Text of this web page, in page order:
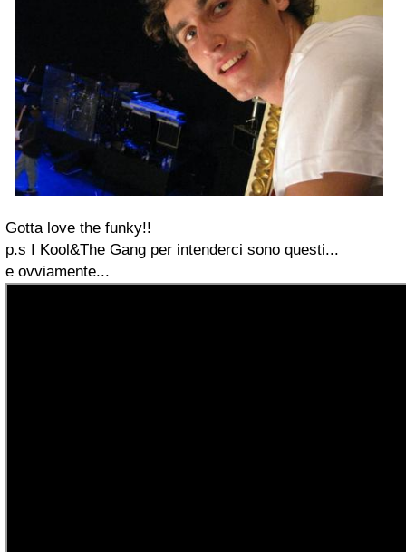
Gotta love the funky!!
p.s I Kool&The Gang per intenderci sono questi...
e ovviamente...